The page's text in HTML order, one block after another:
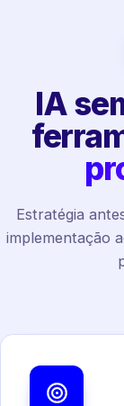
IA
Estratégia
implementação